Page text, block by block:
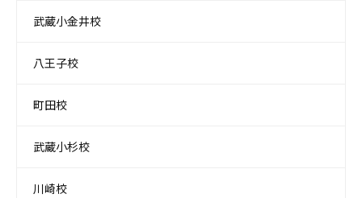
武蔵小金井校
八王子校
町田校
武蔵小杉校
川崎校